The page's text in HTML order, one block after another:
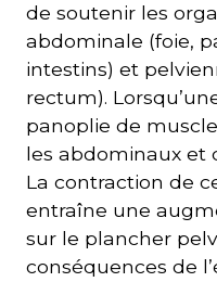
de soutenir les
abdominale (foie,
intestins) et
rectum).
panoplie de
les abdominaux et
La contraction de
entraîne une
sur le plancher
conséquences de